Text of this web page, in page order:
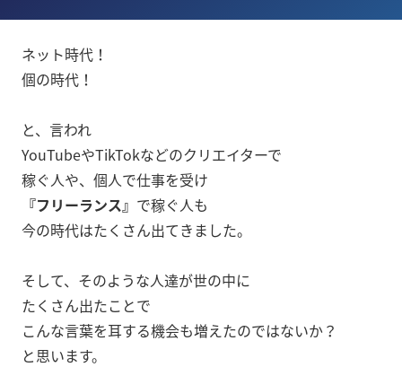
ネット時代！
個の時代！
と、言われ
YouTubeやTikTokなどのクリエイターで
稼ぐ人や、個人で仕事を受け
『フリーランス』 で稼ぐ人も
今の時代はたくさん出てきました。
そして、そのような人達が世の中に
たくさん出たことで
こんな言葉を耳する機会も増えたのではないか？
と思います。